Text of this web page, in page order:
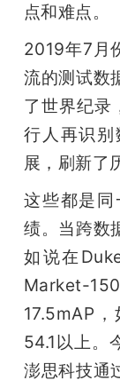
点和难点。
2019年7月
流的测试数
了世界纪录
行人再识
展，刷新了
这些都是
绩。当跨数
如说在
Market-
17.5mAP
54.1以上。
澎思科技通